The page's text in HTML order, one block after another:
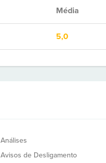
Média
5,0
Análises
Avisos de Desligamento